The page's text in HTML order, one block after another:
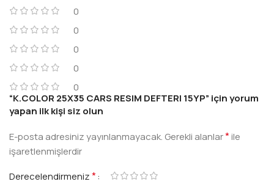
0
0
0
0
0
“K.COLOR 25X35 CARS RESIM DEFTERI 15YP” için yorum
yapan ilk kişi siz olun
E-posta adresiniz yayınlanmayacak. Gerekli alanlar*ile
işaretlenmişlerdir
Derecelendirmeniz*